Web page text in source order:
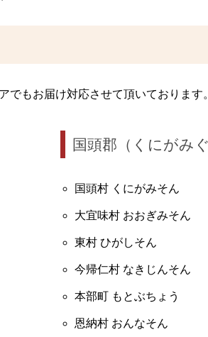
でもお届け対応させて頂いております。
国頭郡（くにがみぐ
国頭村 くにがみそん
大宜味村 おおぎみそん
東村 ひがしそん
今帰仁村 なきじんそん
本部町 もとぶちょう
恩納村 おんなそん